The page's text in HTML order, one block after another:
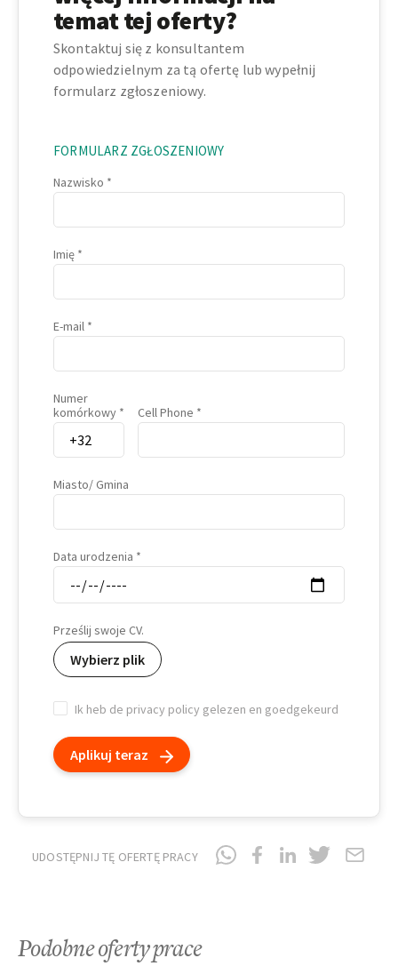
temat tej oferty?
Skontaktuj się z konsultantem
odpowiedzielnym za tą ofertę lub wypełnij
formularz zgłoszeniowy.
FORMULARZ ZGŁOSZENIOWY
Nazwisko
Imię
E-mail
Numer
komórkowy
Cell Phone
Miasto/ Gmina
Data urodzenia
Prześlij swoje CV.
Wybierz plik
Ik heb de privacy policy gelezen en goedgekeurd
Aplikuj teraz
UDOSTĘPNIJ TĘ OFERTĘ PRACY
Podobne oferty prace